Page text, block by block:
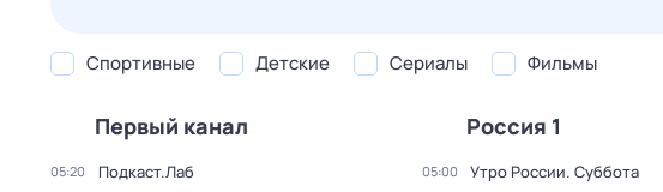
Спортивные Детские Сериалы Фильмы
Первый канал
05:20 Подкаст.Лаб
Россия 1
05:00 Утро России. Суббота